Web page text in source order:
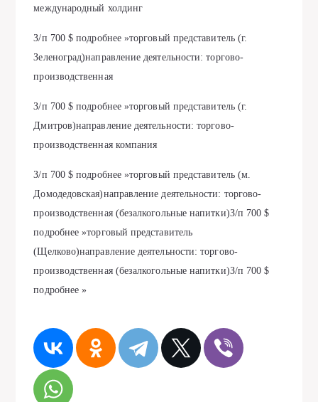
международный холдинг
З/п 700 $ подробнее »торговый представитель (г.
Зеленоград)направление деятельности: торгово-
производственная
З/п 700 $ подробнее »торговый представитель (г.
Дмитров)направление деятельности: торгово-
производственная компания
З/п 700 $ подробнее »торговый представитель (м.
Домодедовская)направление деятельности: торгово-
производственная (безалкогольные напитки)З/п 700 $
подробнее »торговый представитель
(Щелково)направление деятельности: торгово-
производственная (безалкогольные напитки)З/п 700 $
подробнее »